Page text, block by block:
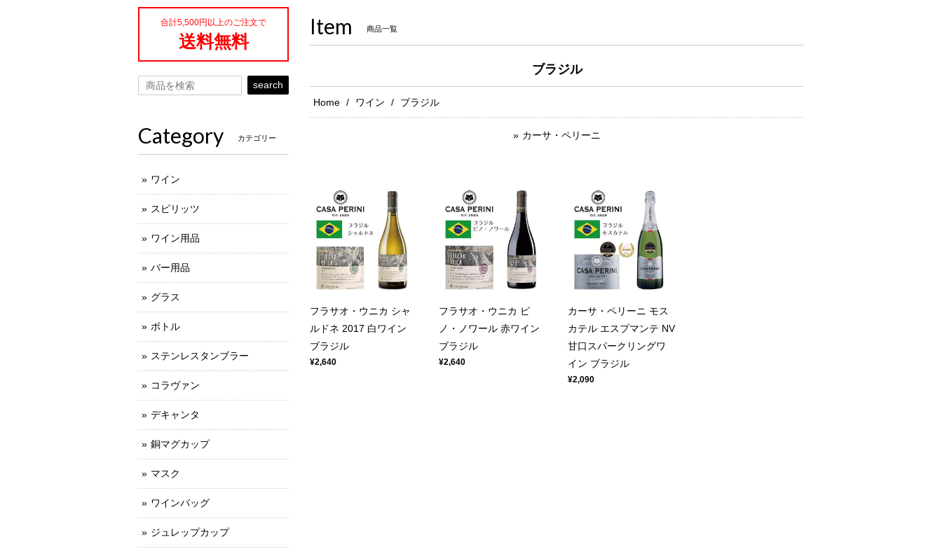
Item 商品一覧
ブラジル
Home ワイン ブラジル
カーサ・ペリーニ
フラサオ・ウニカ シャ
ルドネ 2017 白ワイン
ブラジル
¥2,640
フラサオ・ウニカ ピ
ノ・ノワール 赤ワイン
ブラジル
¥2,640
カーサ・ペリーニ モス
カテル エスプマンテ NV
甘口スパークリングワ
イン ブラジル
¥2,090
合計5,500円以上のご注文で
送料無料
search
Category カテゴリー
ワイン
スピリッツ
ワイン用品
バー用品
グラス
ボトル
ステンレスタンブラー
コラヴァン
デキャンタ
銅マグカップ
マスク
ワインバッグ
ジュレップカップ